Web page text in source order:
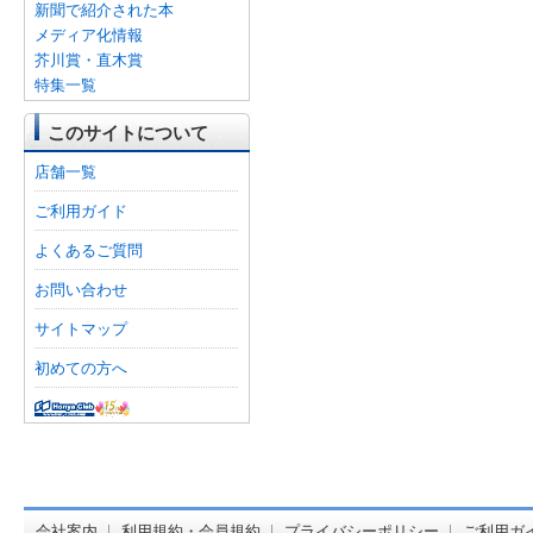
新聞で紹介された本
メディア化情報
芥川賞・直木賞
特集一覧
このサイトについて
店舗一覧
ご利用ガイド
よくあるご質問
お問い合わせ
サイトマップ
初めての方へ